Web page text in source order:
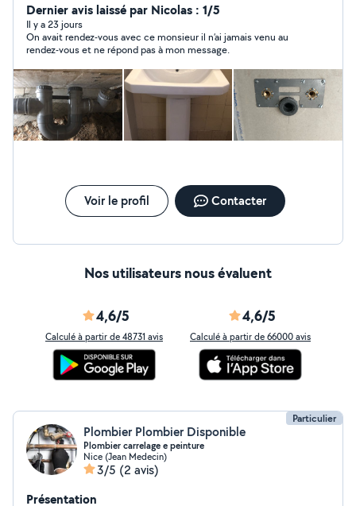
électricité,montage et démontage des meuble
,plusieurs travaux de maison ,déménagement possible
Je travaille dans les domaines depuis 8 ans 5 ans de
pratique a paris
Dernier avis laissé par Nicolas : 1/5
Il y a 23 jours
On avait rendez-vous avec ce monsieur il n’ai jamais venu au
rendez-vous et ne répond pas à mon message.
Voir le profil Contacter
Nos utilisateurs nous évaluent
4,6/5
Calculé à partir de 48731 avis
4,6/5
Calculé à partir de 66000 avis
Particulier
Plombier Plombier Disponible
Plombier carrelage e peinture
Nice (Jean Medecin)
3/5 (2 avis)
Présentation